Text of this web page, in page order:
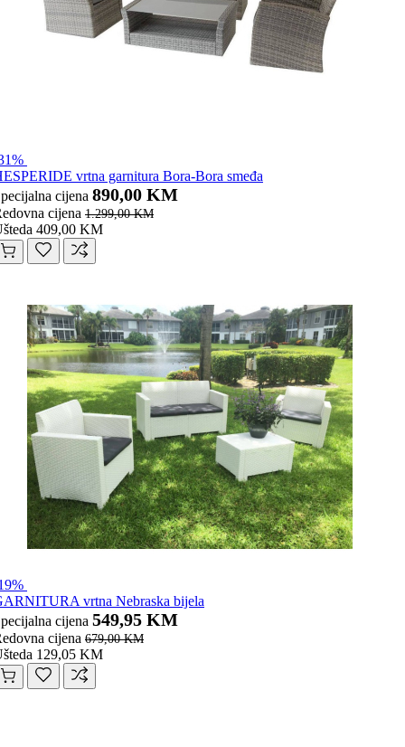
vrtna garnitura Bora-Bora smeđa
cijena 890,00 KM
cijena 1.299,00 KM
409,00 KM
vrtna Nebraska bijela
cijena 549,95 KM
cijena 679,00 KM
129,05 KM